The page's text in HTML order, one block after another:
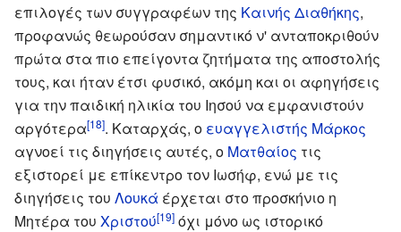
επιλογές των συγγραφέων της Καινής Διαθήκης,
προφανώς θεωρούσαν σημαντικό ν' ανταποκριθούν
πρώτα στα πιο επείγοντα ζητήματα της αποστολής
τους, και ήταν έτσι φυσικό, ακόμη και οι αφηγήσεις
για την παιδική ηλικία του Ιησού να εμφανιστούν
αργότερα[18]. Καταρχάς, ο ευαγγελιστής Μάρκος
αγνοεί τις διηγήσεις αυτές, ο Ματθαίος τις
εξιστορεί με επίκεντρο τον Ιωσήφ, ενώ με τις
διηγήσεις του Λουκά έρχεται στο προσκήνιο η
Μητέρα του Χριστού[19] όχι μόνο ως ιστορικό